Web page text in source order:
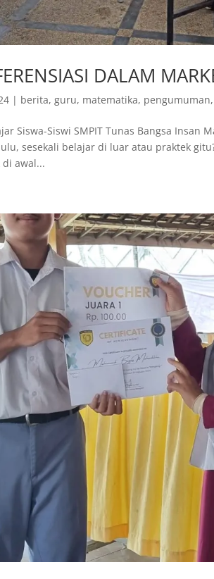
DALAM
| berita,guru, matematika, pengumuman
Siswa-Siswi SMPIT Tunas Bangsa Insan
sesekali belajar di luar atau praktek
awal...